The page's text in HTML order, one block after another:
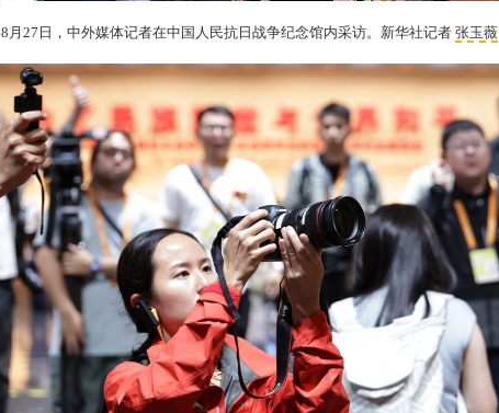
8月27日，中外媒体记者在中国人民抗日战争纪念馆内采访。新华社记者张玉薇